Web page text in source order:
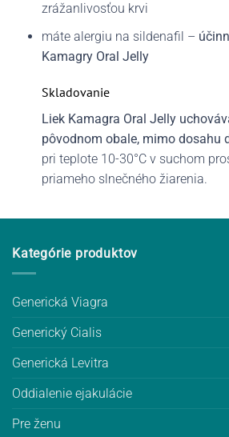
zrážanlivosťou krvi
máte alergiu na sildenafil –
Kamagry Oral Jelly
Skladovanie
Liek Kamagra Oral Jelly
pôvodnom obale, mimo dosahu
pri teplote 10-30°C v suchom
priameho slnečného žiarenia.
Kategórie produktov
Generická Viagra
Generický Cialis
Generická Levitra
Oddialenie ejakulácie
Pre ženu